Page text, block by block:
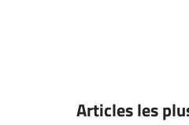
Articles les